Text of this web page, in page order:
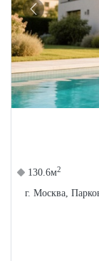
130.6м2
г. Москва,